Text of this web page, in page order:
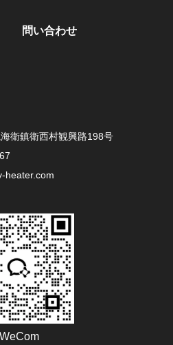
問い合わせ
衛鎮衛西村観興路198号
heater.com
WeCom